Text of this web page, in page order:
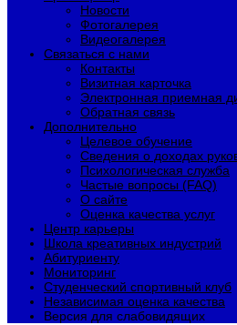
Новости
Фотогалерея
Видеогалерея
Связаться с нами
Контакты
Визитная карточка
Электронная приемная
Обратная связь
Дополнительно
Целевое обучение
Сведения о доходах
Психологическая служба
Частые вопросы (FAQ)
О сайте
Оценка качества услуг
Центр карьеры
Школа креативных индустрий
Абитуриенту
Мониторинг
Студенческий спортивный клуб
Независимая оценка качества
Версия для слабовидящих